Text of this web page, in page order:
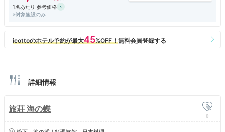
1名あたり 参考価格
※対象施設のみ
詳細情報
旅荘 海の蝶
0